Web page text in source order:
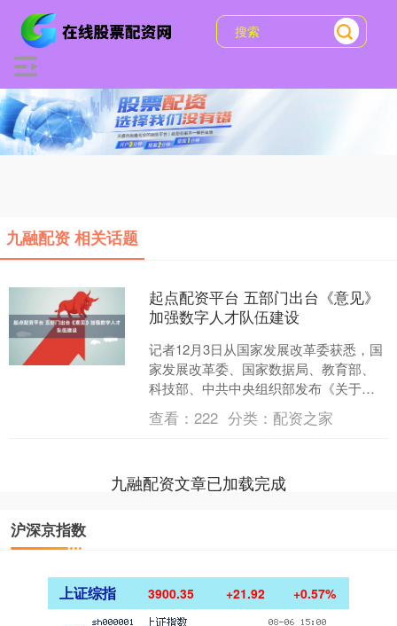
九融配资 相关话题
起点配资平台 五部门出台《意见》
加强数字人才队伍建设
记者12月3日从国家发展改革委获悉，国
家发展改革委、国家数据局、教育部、
科技部、中共中央组织部发布《关于加
强数据要素学科专业建设和数字人才队
伍建设的意见》（以下....
查看：222 分类： 配资之家
九融配资文章已加载完成
沪深京指数
上证综指 3900.35 +21.92 +0.57%